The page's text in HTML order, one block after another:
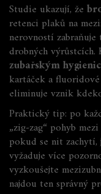
Studie ukazují, že
retenci plaků na
nerovností
drobných výrůstcích.
zubařským
kartáček a
eliminuje vznik
Praktický tip: po
„zig‑zag“ pohyb
pokud se nit
vyžaduje více
vyzkoušejte
najdou ten správný